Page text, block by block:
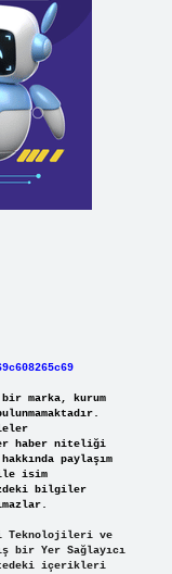
marka, kurum
haber niteliği
paylaşım
ile isim
bilgiler
Teknolojileri ve
bir Yer Sağlayıcı
içerikleri